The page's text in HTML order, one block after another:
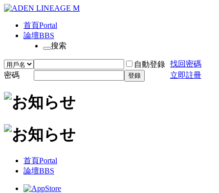
首頁Portal
論壇BBS
搜索
自動登錄 找回密碼
密碼
登錄 立即註冊
首頁Portal
論壇BBS